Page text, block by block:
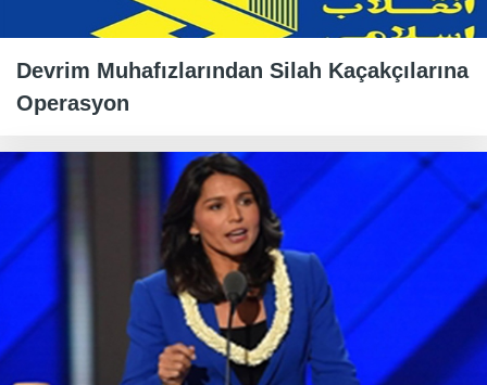
Devrim Muhafızlarından Silah Kaçakçılarına
Operasyon